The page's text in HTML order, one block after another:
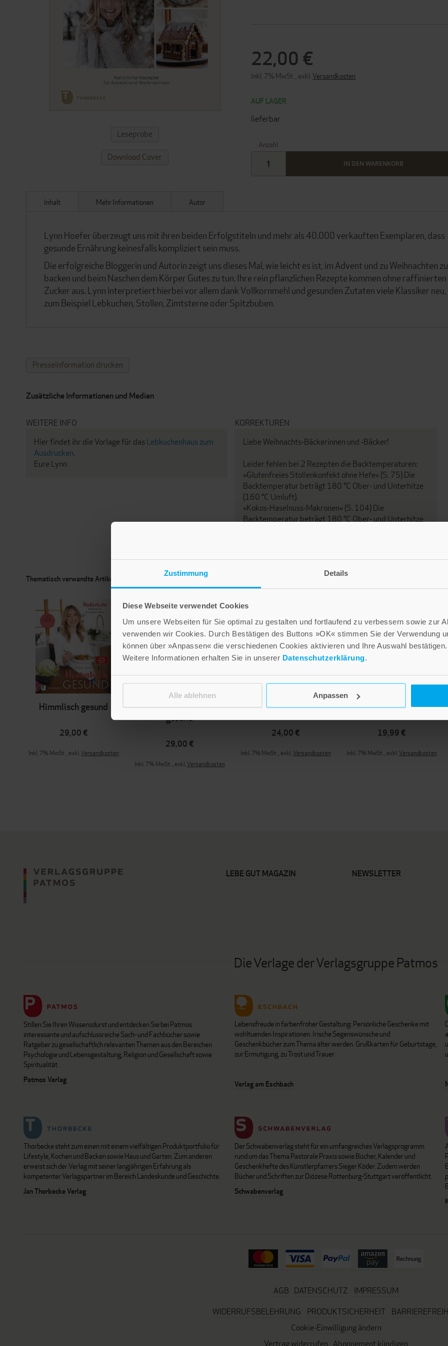
Zustimmung Details
Diese Webseite verwendet Cookies
Um unsere Webseiten für Sie optimal zu gestalten und fortlaufend zu verbessern sowie zur
verwenden wir Cookies. Durch Bestätigen des Buttons »OK« stimmen Sie der Verwendung
können über »Anpassen« die verschiedenen Cookies aktivieren und Ihre Auswahl bestätigen.
Weitere Informationen erhalten Sie in unserer Datenschutzerklärung.
Alle ablehnen Anpassen
22,00 €
Inkl. 7% MwSt. , exkl. Versandkosten
AUF LAGER
lieferbar
Anzahl
IN DEN WARENKORB
ZUM
ANFANG
BILDERGALERIE
Leseprobe
Download Cover
Inhalt
Lynn Hoefer überzeugt uns mit ihren beiden Erfolgstiteln und mehr als 40.000 verkauften Exemplaren, dass
gesunde Ernährung keinesfalls kompliziert sein muss.
Die erfolgreiche Bloggerin und Autorin zeigt uns dieses Mal, wie leicht es ist, im Advent und zu Weihnachten zu
backen und beim Naschen dem Körper Gutes zu tun. Ihre rein pflanzlichen Rezepte kommen ohne raffinierten
Zucker aus. Lynn interpretiert hierbei vor allem dank Vollkornmehl und gesunden Zutaten viele Klassiker neu,
zum Beispiel Lebkuchen, Stollen, Zimtsterne oder Spitzbuben.
Mehr Informationen Autor
Presseinformation drucken
Zusätzliche Informationen und Medien
WEITERE INFO
Hier findet ihr die Vorlage für das Lebkuchenhaus zum
Ausdrucken.
Eure Lynn
KORREKTUREN
Liebe Weihnachts-Bäckerinnen und -Bäcker!
Leider fehlen bei 2 Rezepten die Backtemperaturen:
»Glutenfreies Stollenkonfekt ohne Hefe« (S. 75) Die
Backtemperatur beträgt 180 °C Ober- und Unterhitze
(160 °C Umluft).
»Kokos-Haselnuss-Makronen« (S. 104) Die
Backtemperatur beträgt 180 °C Ober- und Unterhitze
Thematisch verwandte Artikel
Himmlisch gesund
29,00 €
Inkl. 7% MwSt.,exkl.Versandkosten
gesund
29,00 €
Inkl. 7% MwSt.,exkl.Versandkosten
Natürlich & nachhaltig
24,00 €
Inkl. 7% MwSt.,exkl.Versandkosten
Biokosmetik
19,99 €
Inkl. 7% MwSt.,exkl.Versandkosten
LEBE GUT MAGAZIN NEWSLETTER
Die Verlage der Verlagsgruppe Patmos
Stillen Sie Ihren Wissensdurst und entdecken Sie bei Patmos
interessante und aufschlussreiche Sach- und Fachbücher sowie
Ratgeber zu gesellschaftlich relevanten Themen aus den Bereichen
Psychologie und Lebensgestaltung, Religion und Gesellschaft sowie
Spiritualität.
Patmos Verlag
Lebensfreude in farbenfroher Gestaltung: Persönliche Geschenke mit
wohltuenden Inspirationen. Irische Segenswünsche und
Geschenkbücher zum Thema älter werden. Grußkarten für Geburtstage,
zur Ermutigung, zu Trost und Trauer.
Verlag am Eschbach
Thorbecke steht zum einen mit einem vielfältigen Produktportfolio für
Lifestyle, Kochen und Backen sowie Haus und Garten. Zum anderen
erweist sich der Verlag mit seiner langjährigen Erfahrung als
kompetenter Verlagspartner im Bereich Landeskunde und Geschichte.
Jan Thorbecke Verlag
Der Schwabenverlag steht für ein umfangreiches Verlagsprogramm
rund um das Thema Pastorale Praxis sowie Bücher, Kalender und
Geschenkhefte des Künstlerpfarrers Sieger Köder. Zudem werden
Bücher und Schriften zur Diözese Rottenburg-Stuttgart veröffentlicht.
Schwabenverlag
AGB DATENSCHUTZ
IMPRESSUM
WIDERRUFSBELEHRUNG
PRODUKTSICHERHEIT
Cookie-Einwilligung ändern
Vertrag widerrufen Abonnement kündigen